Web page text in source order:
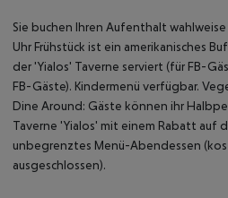
Sie buchen Ihren Aufenthalt
Uhr Frühstück ist ein amerikanisches
der 'Yialos' Taverne serviert (für FB-
FB-Gäste). Kindermenü verfügbar.
Dine Around: Gäste können ihr
Taverne 'Yialos' mit einem Rabatt auf
unbegrenztes Menü-Abendessen
ausgeschlossen).